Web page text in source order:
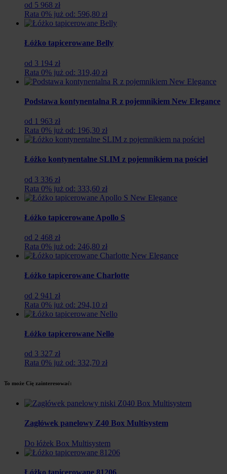
od 5 968 zł
Rata 0% już od: 596,80 zł
Łóżko tapicerowane Belly
od 3 194 zł
Rata 0% już od: 319,40 zł
Podstawa kontynentalna R z pojemnikiem New Elegance
od 1 963 zł
Rata 0% już od: 196,30 zł
Łóżko kontynentalne SLIM z pojemnikiem na pościel
od 3 336 zł
Rata 0% już od: 333,60 zł
Łóżko tapicerowane Apollo S
od 2 468 zł
Rata 0% już od: 246,80 zł
Łóżko tapicerowane Charlotte
od 2 941 zł
Rata 0% już od: 294,10 zł
Łóżko tapicerowane Nello
od 3 327 zł
Rata 0% już od: 332,70 zł
To może Cię zainteresować:
Zagłówek panelowy Z40 Box Multisystem
Do łóżek Box Multisystem
Łóżko tapicerowane 81206